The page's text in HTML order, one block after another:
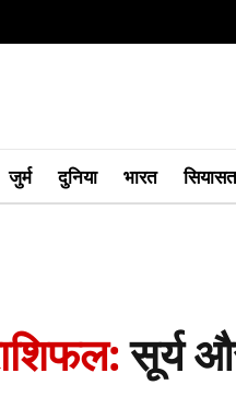
जुर्म दुनिया भारत सियासत
सूर्य